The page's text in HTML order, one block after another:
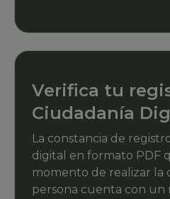
Verifica tu
Ciudadanía
La constancia de
digital en formato PDF
momento de realizar la
persona cuenta con un registro activo en